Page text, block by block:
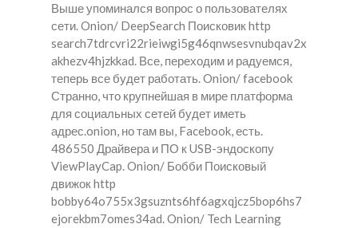
Выше упоминался вопрос о пользователях
сети. Onion/ DeepSearch Поисковик http
search7tdrcvri22rieiwgi5g46qnwsesvnubqav2x
akhezv4hjzkkad. Все, переходим и радуемся,
теперь все будет работать. Onion/ facebook
Странно, что крупнейшая в мире платформа
для социальных сетей будет иметь
адрес.onion, но там вы, Facebook, есть.
486550 Драйвера и ПО к USB-эндоскопу
ViewPlayCap. Onion/ Бобби Поисковый
движок http
bobby64o755x3gsuznts6hf6agxqjcz5bop6hs7
ejorekbm7omes34ad. Onion/ Tech Learning